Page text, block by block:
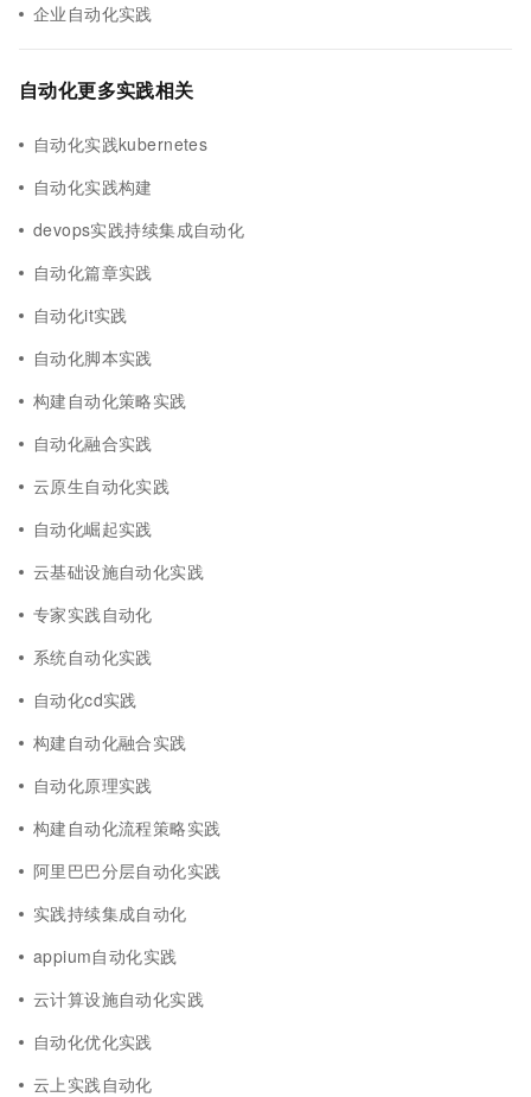
企业自动化实践
自动化更多实践相关
自动化实践kubernetes
自动化实践构建
devops实践持续集成自动化
自动化篇章实践
自动化it实践
自动化脚本实践
构建自动化策略实践
自动化融合实践
云原生自动化实践
自动化崛起实践
云基础设施自动化实践
专家实践自动化
系统自动化实践
自动化cd实践
构建自动化融合实践
自动化原理实践
构建自动化流程策略实践
阿里巴巴分层自动化实践
实践持续集成自动化
appium自动化实践
云计算设施自动化实践
自动化优化实践
云上实践自动化